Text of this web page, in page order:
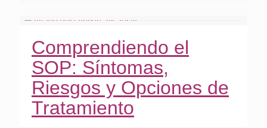
Comprendiendo el
SOP: Síntomas,
Riesgos y Opciones de
Tratamiento